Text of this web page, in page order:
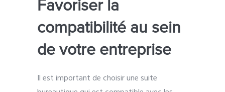
Favoriser la
compatibilité au sein
de votre entreprise
Il est important de choisir une suite